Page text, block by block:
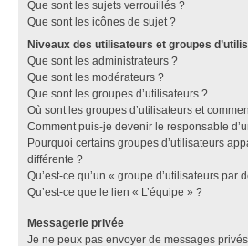
Que sont les sujets verrouillés ?
Que sont les icônes de sujet ?
Niveaux des utilisateurs et groupes
Que sont les administrateurs ?
Que sont les modérateurs ?
Que sont les groupes d’utilisateurs ?
Où sont les groupes d’utilisateurs et
Comment puis-je devenir le responsable
Pourquoi certains groupes d’utilisateurs
différente ?
Qu’est-ce qu’un « groupe d’utilisateurs par
Qu’est-ce que le lien « L’équipe » ?
Messagerie privée
Je ne peux pas envoyer de messages